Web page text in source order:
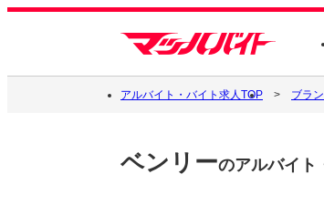
アルバイト・バイト求人TOP ブラ
ベンリーのアルバイト